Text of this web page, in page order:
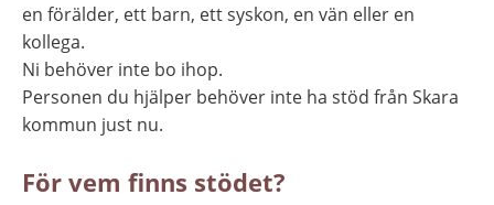
en förälder, ett barn, ett syskon, en vän eller en
kollega.
Ni behöver inte bo ihop.
Personen du hjälper behöver inte ha stöd från Skara
kommun just nu.
För vem finns stödet?